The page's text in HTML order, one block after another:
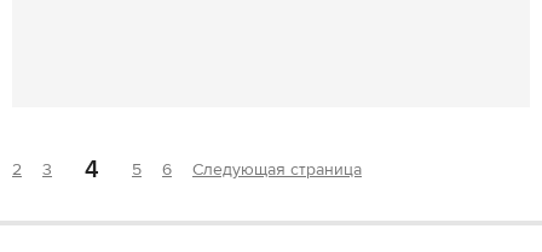
2 3 4 5 6 Следующая страница